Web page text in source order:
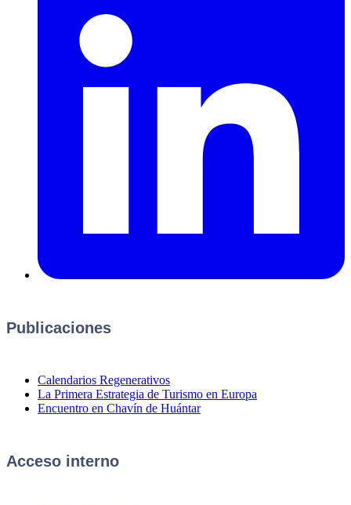
Publicaciones
Calendarios Regenerativos
La Primera Estrategia de Turismo en Europa
Encuentro en Chavín de Huántar
Acceso interno